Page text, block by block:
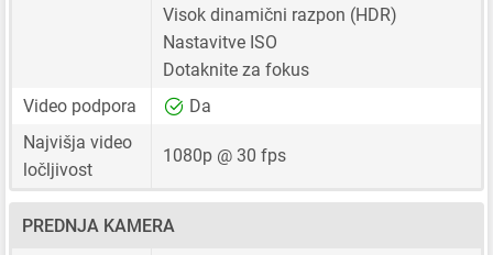
Visok dinamični razpon (HDR)
Nastavitve ISO
Dotaknite za fokus
Video podpora
Da
Najvišja video
ločljivost
1080p @ 30 fps
PREDNJA KAMERA